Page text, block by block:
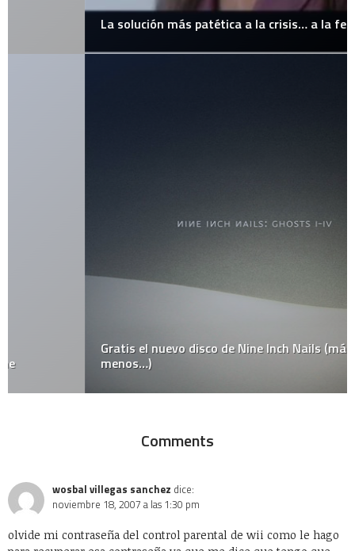
La solución más patética a la crisis… a la fecha
Gratis el nuevo disco de Nine Inch Nails (más o
Comments
wosbal villegas sanchez dice:
noviembre 18, 2007 a las 1:30 pm
olvide mi contraseña del control parental de wii como le hago